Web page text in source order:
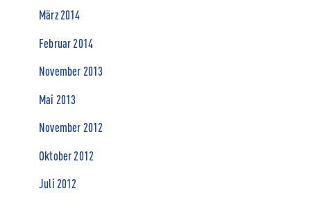
März 2014
Februar 2014
November 2013
Mai 2013
November 2012
Oktober 2012
Juli 2012